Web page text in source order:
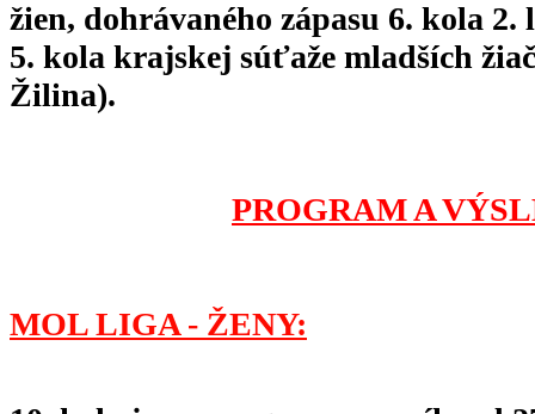
žien, dohrávaného zápasu 6. kola 2.
5. kola krajskej súťaže mladších
Žilina).
PROGRAM A
MOL LIGA - ŽENY: